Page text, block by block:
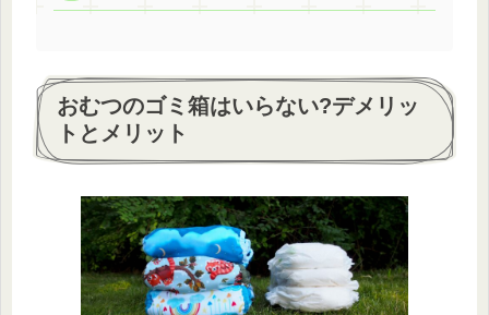
おむつのゴミ箱はいらない?デメリッ
トとメリット